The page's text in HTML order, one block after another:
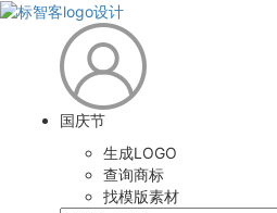
国庆节
生成LOGO
查询商标
找模版素材